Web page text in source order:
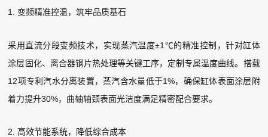
1. 变频精准控温，筑牢品质基石
采用直流分段变频技术，实现蒸汽温度±1℃的精准控制，针对缸体
涂层固化、离合器钢片热处理等关键工序，定制专属温度曲线。搭载
12项专利汽水分离装置，蒸汽含水量低于1%，确保缸体表面涂层附
着力提升30%，曲轴轴颈表面光洁度满足精密配合要求。
2. 高效节能系统，降低综合成本